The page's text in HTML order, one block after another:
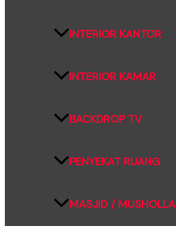
INTERIOR KANTOR
INTERIOR KAMAR
BACKDROP TV
PENYEKAT RUANG
MASJID / MUSHOLLA